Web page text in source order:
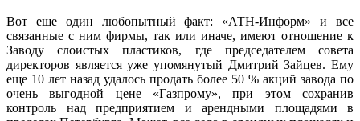
Вот еще один любопытный факт: «АТН-Информ» и все
связанные с ним фирмы, так или иначе, имеют отношение к
Заводу слоистых пластиков, где председателем совета
директоров является уже упомянутый Дмитрий Зайцев. Ему
еще 10 лет назад удалось продать более 50 % акций завода по
очень выгодной цене «Газпрому», при этом сохранив
контроль над предприятием и арендными площадями в